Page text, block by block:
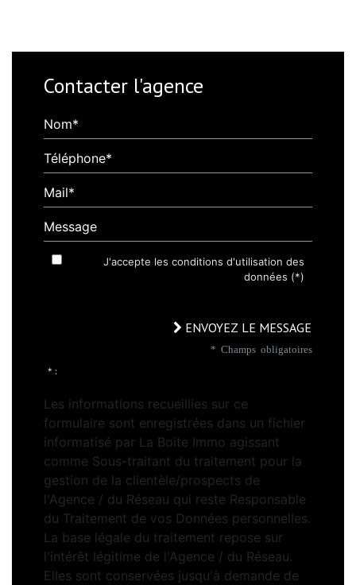
Contacter l'agence
Nom*
Téléphone*
Mail*
Message
J'accepte les conditions d'utilisation des
données (*)
ENVOYEZ LE MESSAGE
* Champs obligatoires
* :
Les informations recueillies sur ce
formulaire sont enregistrées dans un fichier
informatisé par La Boite Immo agissant
comme Sous-traitant du traitement pour la
gestion de la clientèle/prospects de
l'Agence / du Réseau qui reste Responsable
du Traitement de vos Données personnelles.
La base légale du traitement repose sur
l'intérêt légitime de l'Agence / du Réseau.
Elles sont conservées jusqu'à demande de